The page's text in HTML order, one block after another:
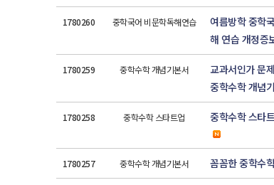
1780260 중학국어 비문학독해연습
여름방학 중학
해 연습 개정증
1780259 중학수학 개념기본서
교과서인가 문
중학수학 개념
1780258 중학수학 스타트업 중학수학 스타
1780257 중학수학 개념기본서 꼼꼼한 중학수